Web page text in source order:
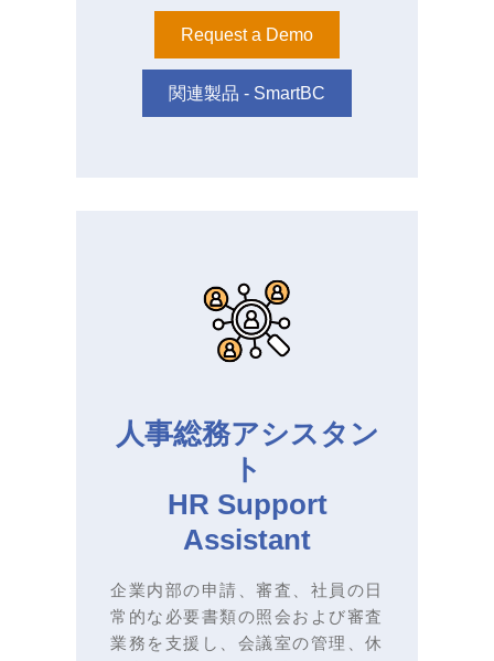
Request a Demo
関連製品 - SmartBC
人事総務アシスタン
ト
HR Support
Assistant
企業内部の申請、審査、社員の日
常的な必要書類の照会および審査
業務を支援し、会議室の管理、休